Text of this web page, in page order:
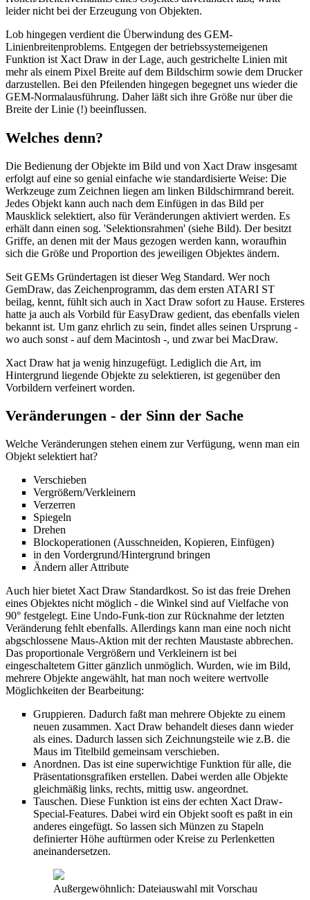
leider nicht bei der Erzeugung von Objekten.
Lob hingegen verdient die Überwindung des GEM-
Linienbreitenproblems. Entgegen der betriebssystemeigenen
Funktion ist Xact Draw in der Lage, auch gestrichelte Linien mit
mehr als einem Pixel Breite auf dem Bildschirm sowie dem Drucker
darzustellen. Bei den Pfeilenden hingegen begegnet uns wieder die
GEM-Normalausführung. Daher läßt sich ihre Größe nur über die
Breite der Linie (!) beeinflussen.
Welches denn?
Die Bedienung der Objekte im Bild und von Xact Draw insgesamt
erfolgt auf eine so genial einfache wie standardisierte Weise: Die
Werkzeuge zum Zeichnen liegen am linken Bildschirmrand bereit.
Jedes Objekt kann auch nach dem Einfügen in das Bild per
Mausklick selektiert, also für Veränderungen aktiviert werden. Es
erhält dann einen sog. 'Selektionsrahmen' (siehe Bild). Der besitzt
Griffe, an denen mit der Maus gezogen werden kann, woraufhin
sich die Größe und Proportion des jeweiligen Objektes ändern.
Seit GEMs Gründertagen ist dieser Weg Standard. Wer noch
GemDraw, das Zeichenprogramm, das dem ersten ATARI ST
beilag, kennt, fühlt sich auch in Xact Draw sofort zu Hause. Ersteres
hatte ja auch als Vorbild für EasyDraw gedient, das ebenfalls vielen
bekannt ist. Um ganz ehrlich zu sein, findet alles seinen Ursprung -
wo auch sonst - auf dem Macintosh -, und zwar bei MacDraw.
Xact Draw hat ja wenig hinzugefügt. Lediglich die Art, im
Hintergrund liegende Objekte zu selektieren, ist gegenüber den
Vorbildern verfeinert worden.
Veränderungen - der Sinn der Sache
Welche Veränderungen stehen einem zur Verfügung, wenn man ein
Objekt selektiert hat?
Verschieben
Vergrößern/Verkleinern
Verzerren
Spiegeln
Drehen
Blockoperationen (Ausschneiden, Kopieren, Einfügen)
in den Vordergrund/Hintergrund bringen
Ändern aller Attribute
Auch hier bietet Xact Draw Standardkost. So ist das freie Drehen
eines Objektes nicht möglich - die Winkel sind auf Vielfache von
90° festgelegt. Eine Undo-Funk-tion zur Rücknahme der letzten
Veränderung fehlt ebenfalls. Allerdings kann man eine noch nicht
abgschlossene Maus-Aktion mit der rechten Maustaste abbrechen.
Das proportionale Vergrößern und Verkleinern ist bei
eingeschaltetem Gitter gänzlich unmöglich. Wurden, wie im Bild,
mehrere Objekte angewählt, hat man noch weitere wertvolle
Möglichkeiten der Bearbeitung:
Gruppieren. Dadurch faßt man mehrere Objekte zu einem
neuen zusammen. Xact Draw behandelt dieses dann wieder
als eines. Dadurch lassen sich Zeichnungsteile wie z.B. die
Maus im Titelbild gemeinsam verschieben.
Anordnen. Das ist eine superwichtige Funktion für alle, die
Präsentationsgrafiken erstellen. Dabei werden alle Objekte
gleichmäßig links, rechts, mittig usw. angeordnet.
Tauschen. Diese Funktion ist eins der echten Xact Draw-
Special-Features. Dabei wird ein Objekt sooft es paßt in ein
anderes eingefügt. So lassen sich Münzen zu Stapeln
definierter Höhe auftürmen oder Kreise zu Perlenketten
aneinandersetzen.
Außergewöhnlich: Dateiauswahl mit Vorschau